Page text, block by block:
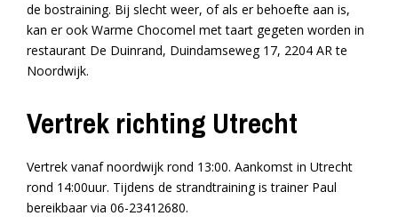
de bostraining. Bij slecht weer, of als er behoefte aan is,
kan er ook Warme Chocomel met taart gegeten worden in
restaurant De Duinrand, Duindamseweg 17, 2204 AR te
Noordwijk.
Vertrek richting Utrecht
Vertrek vanaf noordwijk rond 13:00. Aankomst in Utrecht
rond 14:00uur. Tijdens de strandtraining is trainer Paul
bereikbaar via 06-23412680.